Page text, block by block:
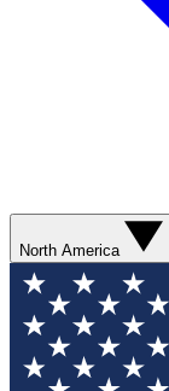
North America